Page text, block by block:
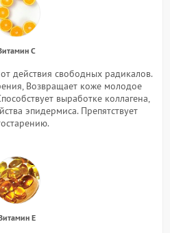
С
действия свободных радикалов.
Возвращает коже молодое
выработке коллагена,
эпидермиса. Препятствует
Е